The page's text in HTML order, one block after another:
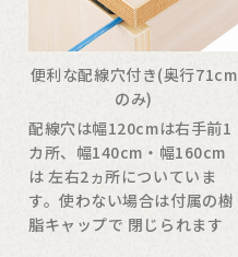
便利な配線穴付き(奥行71cm
のみ)
配線穴は幅120cmは右手前1
カ所、幅140cm・幅160cm
は 左右2ヵ所についていま
す。使わない場合は付属の樹
脂キャップで 閉じられます